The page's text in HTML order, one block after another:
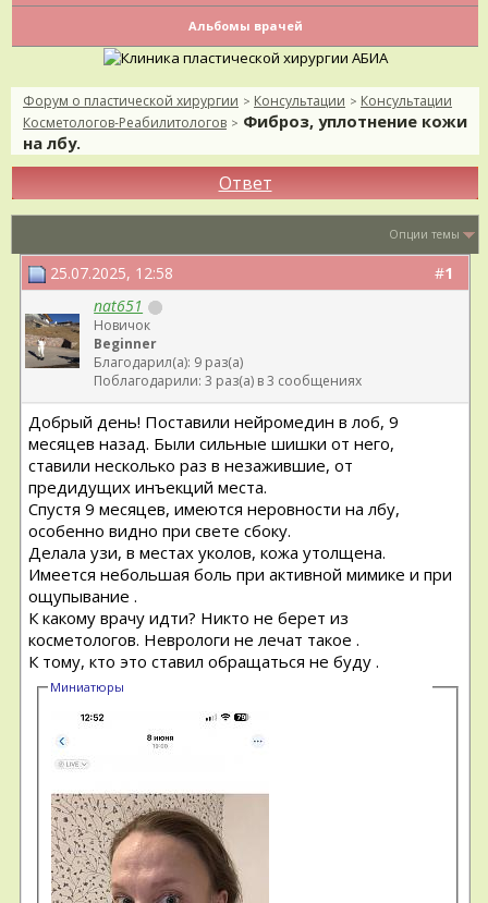
Альбомы врачей
Форум о пластической хирургии > Консультации > Консультации
Косметологов-Реабилитологов > Фиброз, уплотнение кожи
на лбу.
Ответ
Опции темы
#1
25.07.2025, 12:58
nat651
Новичок
Beginner
Благодарил(а): 9 раз(а)
Поблагодарили: 3 раз(а) в 3 сообщениях
Добрый день! Поставили нейромедин в лоб, 9
месяцев назад. Были сильные шишки от него,
ставили несколько раз в незажившие, от
предидущих инъекций места.
Спустя 9 месяцев, имеются неровности на лбу,
особенно видно при свете сбоку.
Делала узи, в местах уколов, кожа утолщена.
Имеется небольшая боль при активной мимике и при
ощупывание .
К какому врачу идти? Никто не берет из
косметологов. Неврологи не лечат такое .
К тому, кто это ставил обращаться не буду .
Миниатюры